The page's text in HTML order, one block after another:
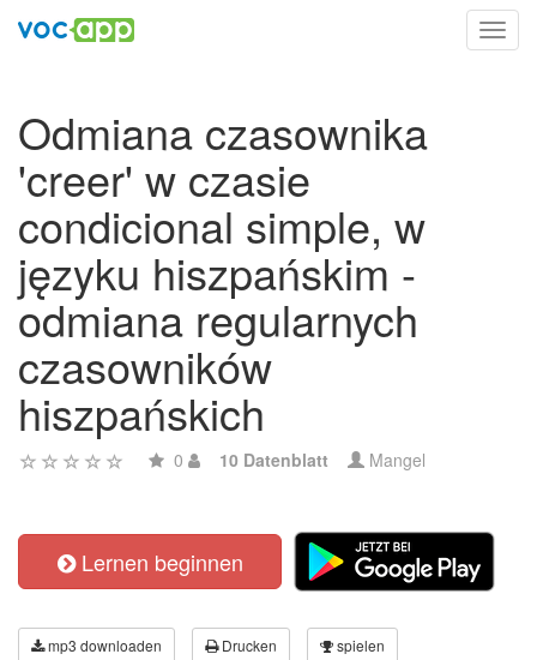
Odmiana czasownika
'creer' w czasie
condicional simple, w
języku hiszpańskim -
odmiana regularnych
czasowników
hiszpańskich
0 10 Datenblatt Mangel
Lernen beginnen
mp3 downloaden Drucken spielen